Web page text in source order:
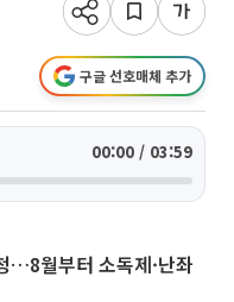
구글 선호매체 추가
00:00 / 03:59
…8월부터 소독제·난좌